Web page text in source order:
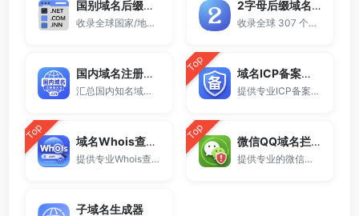
国别域名后缀大全
收录全球国家/地区代码顶级域名。
2字母后缀域名大全
收录全球 307 个两字符域名后缀。
国内域名注册商大全
汇总国内知名域名注册商与服务平台。
Top 域名ICP备案查询
提供专业ICP备案查询与网站备案信息查询服务，支持域名备案号查询、网站是否备案检测及备案信息快速获取，适用于站长工具、域名检测与SEO分析。
Top 域名Whois查询工具
提供专业Whois查询与域名信息查询服务，支持查询域名注册信息、注册商、到期时间及DNS记录，适用于域名检测、SEO分析及站长工具使用。
Top 微信QQ域名拦截检测
提供专业的微信拦截检测、QQ拦截检测、域名被墙检测服务，一键查询网站是否被封、被拦截或被限制访问。
子域名生成器